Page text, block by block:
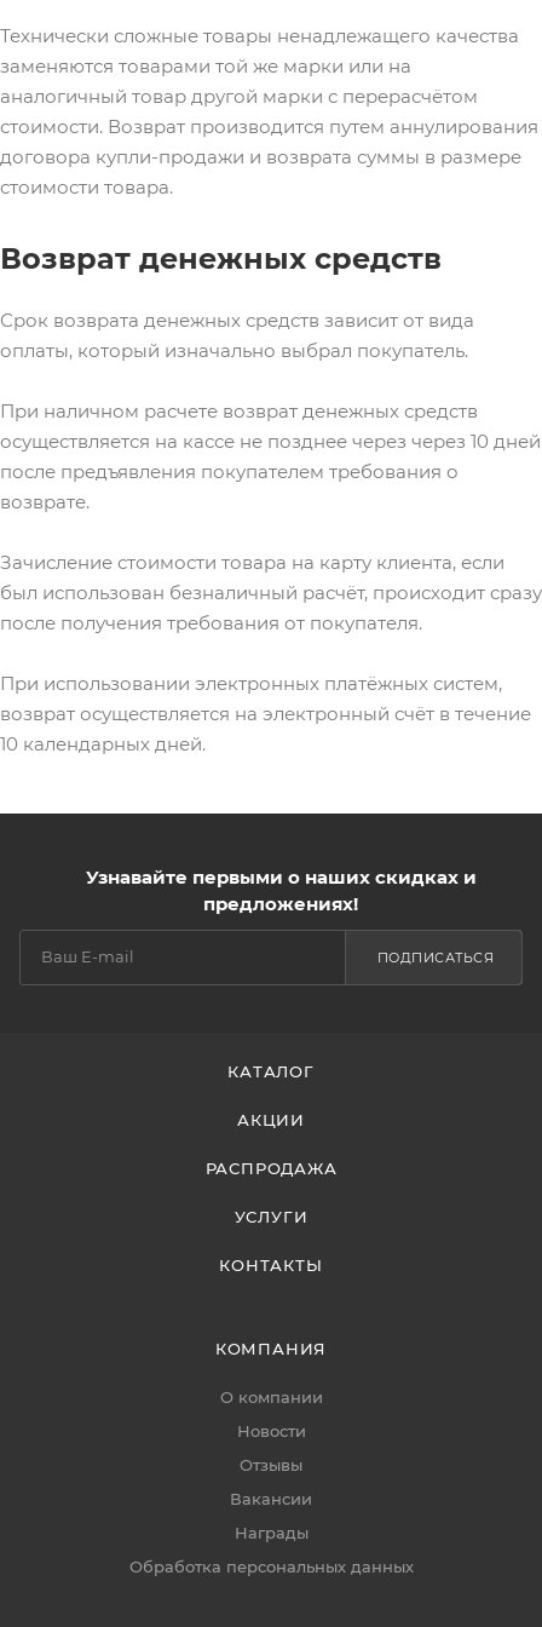
Технически сложные товары ненадлежащего качества
заменяются товарами той же марки или на
аналогичный товар другой марки с перерасчётом
стоимости. Возврат производится путем аннулирования
договора купли-продажи и возврата суммы в размере
стоимости товара.
Возврат денежных средств
Срок возврата денежных средств зависит от вида
оплаты, который изначально выбрал покупатель.
При наличном расчете возврат денежных средств
осуществляется на кассе не позднее через через 10 дней
после предъявления покупателем требования о
возврате.
Зачисление стоимости товара на карту клиента, если
был использован безналичный расчёт, происходит сразу
после получения требования от покупателя.
При использовании электронных платёжных систем,
возврат осуществляется на электронный счёт в течение
10 календарных дней.
Узнавайте первыми о наших скидках и
предложениях!
ПОДПИСАТЬСЯ
КАТАЛОГ
АКЦИИ
РАСПРОДАЖА
УСЛУГИ
КОНТАКТЫ
КОМПАНИЯ
О компании
Новости
Отзывы
Вакансии
Награды
Обработка персональных данных